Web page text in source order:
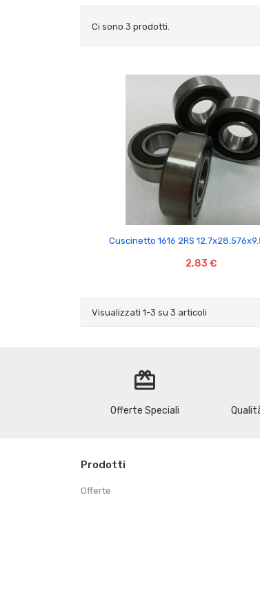
Ci sono 3 prodotti.

Cuscinetto 1616 2RS
2,83 €
Visualizzati 1-3 su 3 articoli
redeem
Offerte Speciali
Prodotti
Offerte